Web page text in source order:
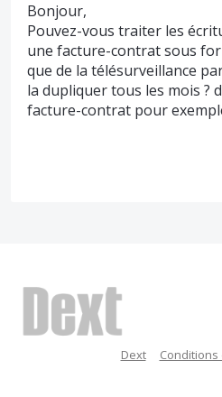
Bonjour,
Pouvez-vous traiter les
une facture-contrat sous
que de la télésurveillance
la dupliquer tous les mois ?
facture-contrat pour
Dext